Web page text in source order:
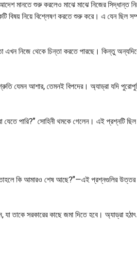
মানতে শুরু করলেও মাঝে মাঝে নিজের সিদ্ধান্ত
বিষয় নিয়ে বিশ্লেষণ করতে শুরু করে। এ যেন ছিল
এখন নিজে থেকে চিন্তা করতে পারছে। কিন্তু
যেমন আশার, তেমনই বিপদের। অ্যাড্রা যদি
পারি?” সোহিনী থমকে গেলেন। এই প্রশ্নটি
কি আমারও শেষ আছে?”—এই প্রশ্নগুলির উত্তর
তাকে সরকারের কাছে জমা দিতে হবে। অ্যাড্রা